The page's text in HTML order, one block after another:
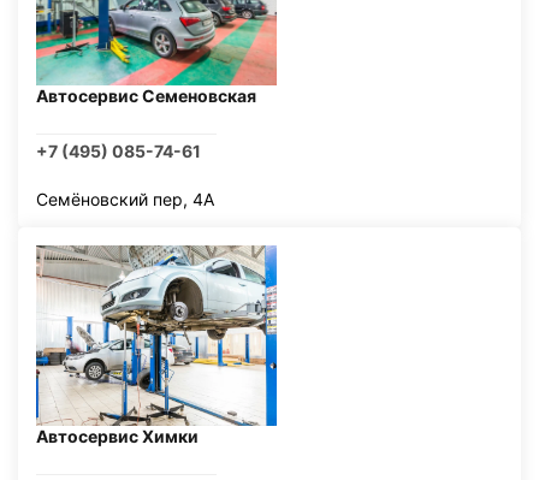
Автосервис Семеновская
+7 (495) 085-74-61
Семёновский пер, 4А
Автосервис Химки